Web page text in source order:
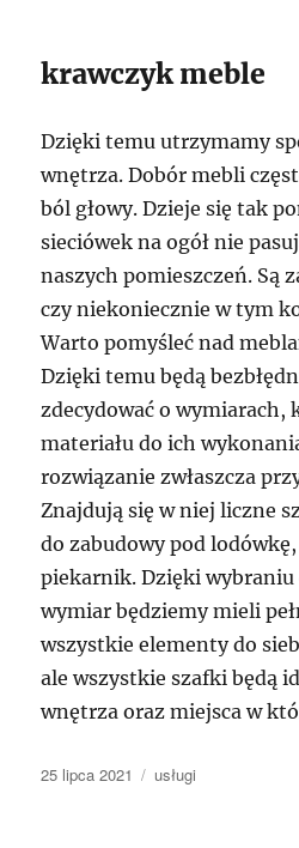
krawczyk meble
Dzięki temu utrzymamy
wnętrza. Dobór mebli
ból głowy. Dzieje się tak
sieciówek na ogół nie
naszych pomieszczeń. Są
czy niekoniecznie w tym
Warto pomyśleć nad
Dzięki temu będą
zdecydować o wymiarach,
materiału do ich
rozwiązanie zwłaszcza
Znajdują się w niej liczne
do zabudowy pod
piekarnik. Dzięki wybraniu
wymiar będziemy mieli
wszystkie elementy do
ale wszystkie szafki będą
wnętrza oraz miejsca w
Data
25 lipca 2021 Kategorie
usługi